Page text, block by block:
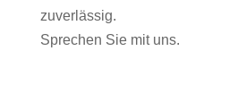
zuverlässig.
Sprechen Sie mit uns.